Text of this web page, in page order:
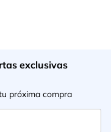
exclusivas
próxima compra